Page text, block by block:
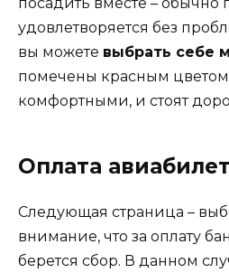
посадить вместе – обычно
удовлетворяется без
вы можете выбрать себе
помечены красным
комфортными, и стоят
Оплата
Следующая страница –
внимание, что за оплату
берется сбор. В данном